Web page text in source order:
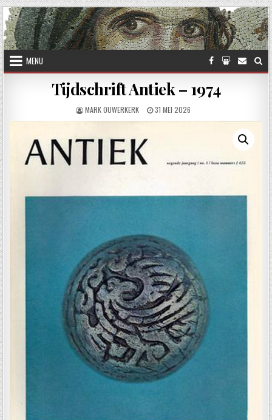
Skip to content
MENU
Tijdschrift Antiek – 1974
AUTHOR:
MARK OUWERKERK PUBLISHED DATE:
31 MEI 2026